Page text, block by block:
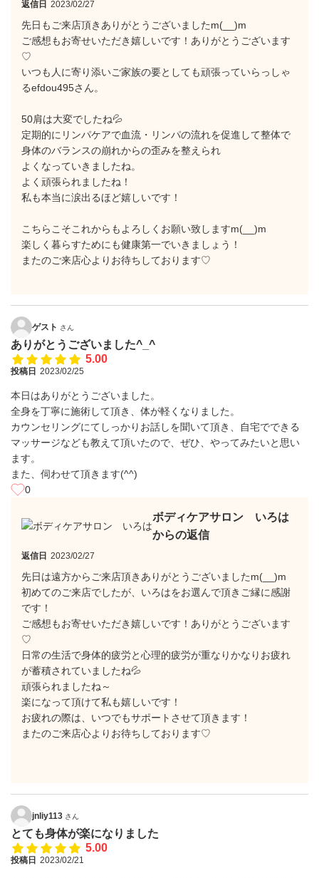
返信日 2023/02/27
先日もご来店頂きありがとうございましたm(__)m
ご感想もお寄せいただき嬉しいです！ありがとうございます
♡
いつも人に寄り添いご家族の要としても頑張っていらっしゃ
るefdou495さん。
50肩は大変でしたね💦
定期的にリンパケアで血流・リンパの流れを促進して整体で
身体のバランスの崩れからの歪みを整えられ
よくなっていきましたね。
よく頑張られましたね！
私も本当に涙出るほど嬉しいです！
こちらこそこれからもよろしくお願い致しますm(__)m
楽しく暮らすためにも健康第一でいきましょう！
またのご来店心よりお待ちしております♡
ゲスト さん
ありがとうございました^_^
5.00
投稿日 2023/02/25
本日はありがとうございました。
全身を丁寧に施術して頂き、体が軽くなりました。
カウンセリングにてしっかりお話しを聞いて頂き、自宅でできる
マッサージなども教えて頂いたので、ぜひ、やってみたいと思い
ます。
また、伺わせて頂きます(^^)
0
ボディケアサロン いろは
からの返信
返信日 2023/02/27
先日は遠方からご来店頂きありがとうございましたm(__)m
初めてのご来店でしたが、いろはをお選んで頂きご縁に感謝
です！
ご感想もお寄せいただき嬉しいです！ありがとうございます
♡
日常の生活で身体的疲労と心理的疲労が重なりかなりお疲れ
が蓄積されていましたね💦
頑張られましたね～
楽になって頂けて私も嬉しいです！
お疲れの際は、いつでもサポートさせて頂きます！
またのご来店心よりお待ちしております♡
jnliy113 さん
とても身体が楽になりました
5.00
投稿日 2023/02/21